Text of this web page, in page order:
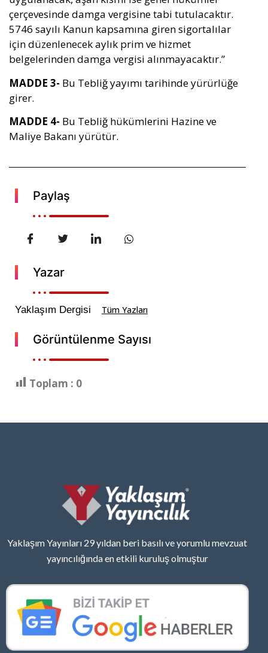
çerçevesinde damga vergisine tabi tutulacaktır.
5746 sayılı Kanun kapsamına giren sigortalılar
için düzenlenecek aylık prim ve hizmet
belgelerinden damga vergisi alınmayacaktır.”
MADDE 3- Bu Tebliğ yayımı tarihinde yürürlüğe
girer.
MADDE 4- Bu Tebliğ hükümlerini Hazine ve
Maliye Bakanı yürütür.
Paylaş
Yazar
Yaklaşım Dergisi Tüm Yazları
Görüntülenme Sayısı
Toplam : 0
Yaklaşım Yayınları 29 yıldan beri basılı ve yorumlu mevzuat
yayıncılığında en etkili kuruluş olmuştur